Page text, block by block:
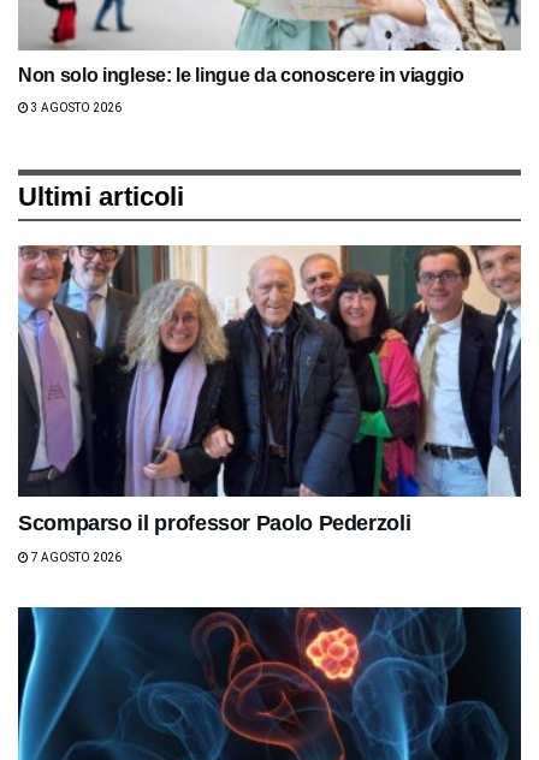
Non solo inglese: le lingue da conoscere in viaggio
3 AGOSTO 2026
Ultimi articoli
Scomparso il professor Paolo Pederzoli
7 AGOSTO 2026